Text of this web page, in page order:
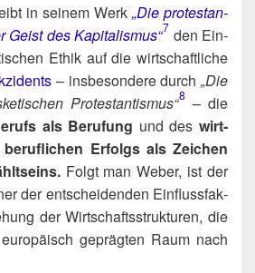
in sei­nem Werk „Die pro­tes­tan­
Geist des Kapitalismus“7 den Ein­
Ethik auf die wirt­schaft­li­che
– ins­be­son­de­re durch„Die
Protestantismus“8 – die
als Beru­fung und deswirt­
Erfolgs als Zei­chen
Folgt man Weber, ist der
der ent­schei­den­den Ein­fluss­fak­
der Wirt­schafts­struk­tu­ren, die
gepräg­ten Raum nach